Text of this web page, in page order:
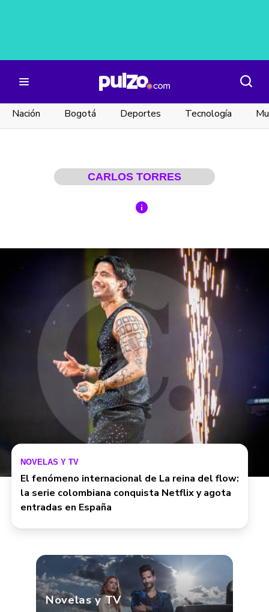
Nación Bogotá Deportes Tecnología
CARLOS TORRES
NOVELAS Y TV
El fenómeno internacional de La reina del flow:
la serie colombiana conquista Netflix y agota
entradas en España
Novelas y TV